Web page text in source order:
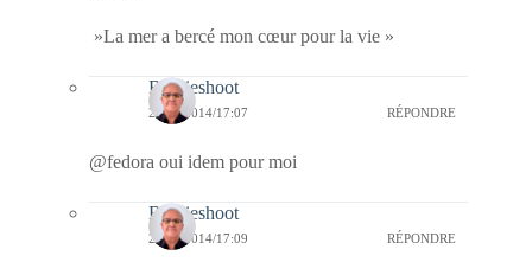
»La mer a bercé mon cœur pour la vie »
Bernieshoot
27/11/2014/17:07 RÉPONDRE
@fedora oui idem pour moi
Bernieshoot
27/11/2014/17:09 RÉPONDRE